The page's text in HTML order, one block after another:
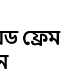
ফ্রেম